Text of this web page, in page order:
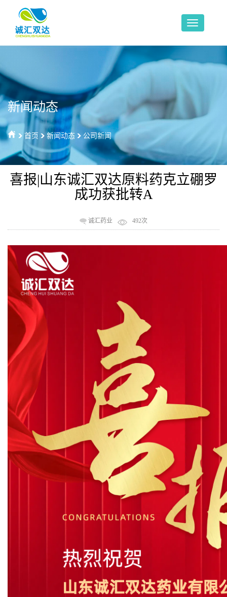
新闻动态
首页 新闻动态 公司新闻
喜报|山东诚汇双达原料药克立硼罗
成功获批转A
诚汇药业 492次